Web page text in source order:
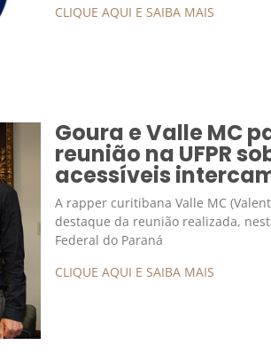
CLIQUE AQUI E SAIBA MAIS
Goura e Valle MC
reunião na UFPR
acessíveis
A rapper curitibana Valle MC
destaque da reunião realizada,
Federal do Paraná
CLIQUE AQUI E SAIBA MAIS